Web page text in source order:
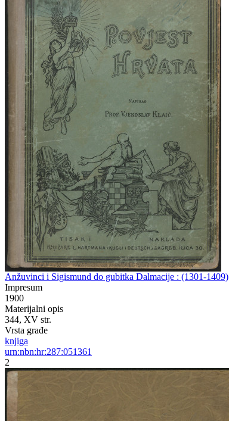
Anžuvinci i Sigismund do gubitka Dalmacije : (1301-1409)
Impresum
1900
Materijalni opis
344, XV str.
Vrsta građe
knjiga
urn:nbn:hr:287:051361
2